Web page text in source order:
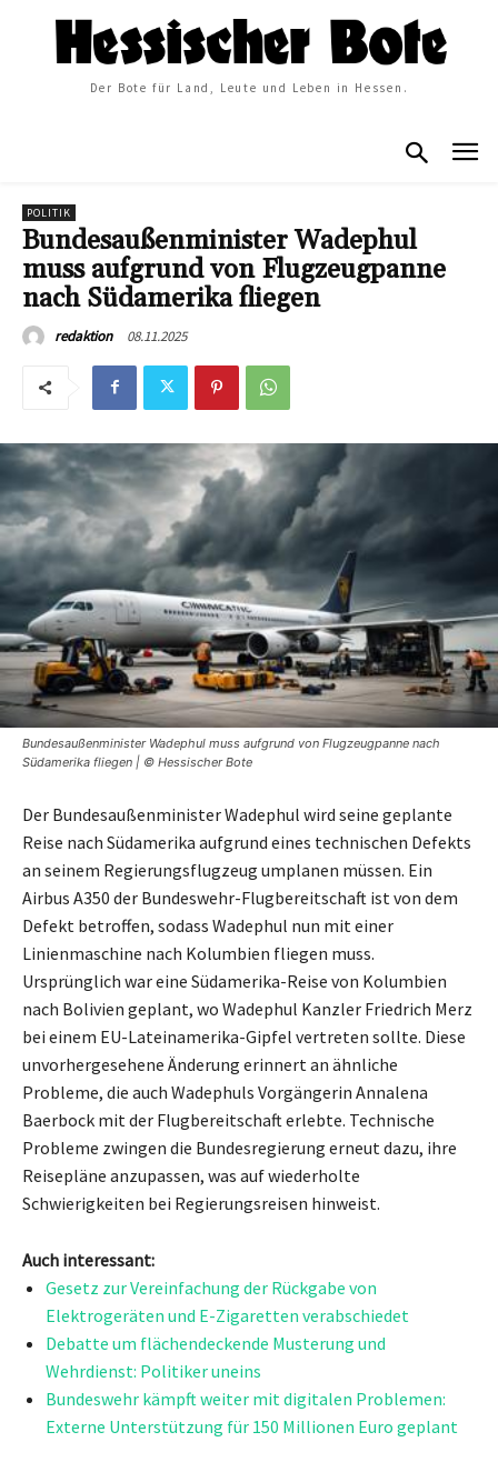
Der Bote für Land, Leute und Leben in Hessen.
POLITIK
Bundesaußenminister Wadephul
muss aufgrund von Flugzeugpanne
nach Südamerika fliegen
redaktion 08.11.2025
Bundesaußenminister Wadephul muss aufgrund von Flugzeugpanne nach
Südamerika fliegen | © Hessischer Bote
Der Bundesaußenminister Wadephul wird seine geplante
Reise nach Südamerika aufgrund eines technischen Defekts
an seinem Regierungsflugzeug umplanen müssen. Ein
Airbus A350 der Bundeswehr-Flugbereitschaft ist von dem
Defekt betroffen, sodass Wadephul nun mit einer
Linienmaschine nach Kolumbien fliegen muss.
Ursprünglich war eine Südamerika-Reise von Kolumbien
nach Bolivien geplant, wo Wadephul Kanzler Friedrich Merz
bei einem EU-Lateinamerika-Gipfel vertreten sollte. Diese
unvorhergesehene Änderung erinnert an ähnliche
Probleme, die auch Wadephuls Vorgängerin Annalena
Baerbock mit der Flugbereitschaft erlebte. Technische
Probleme zwingen die Bundesregierung erneut dazu, ihre
Reisepläne anzupassen, was auf wiederholte
Schwierigkeiten bei Regierungsreisen hinweist.
Auch interessant:
Gesetz zur Vereinfachung der Rückgabe von
Elektrogeräten und E-Zigaretten verabschiedet
Debatte um flächendeckende Musterung und
Wehrdienst: Politiker uneins
Bundeswehr kämpft weiter mit digitalen Problemen:
Externe Unterstützung für 150 Millionen Euro geplant